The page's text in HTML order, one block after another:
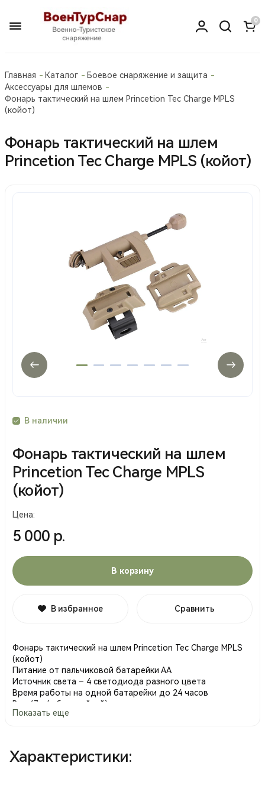
0
Главная Каталог
Боевое снаряжение и защита
Аксессуары для шлемов
Фонарь тактический на шлем Princetion Tec Charge MPLS
(койот)
Фонарь тактический на шлем
Princetion Tec Charge MPLS (койот)
В наличии
Фонарь тактический на шлем
Princetion Tec Charge MPLS
(койот)
Цена:
5 000 р.
В корзину
В избранное Сравнить
Фонарь тактический на шлем Princetion Tec Charge MPLS
(койот)
Питание от пальчиковой батарейки АА
Источник света – 4 светодиода разного цвета
Время работы на одной батарейки до 24 часов
Вес 47 г (с батарейкой)
Мощность светового потока до 55 люмен.
4 режима свечения: красный, зеленый, белый,
ИК(инфракрасный)
Показать еще
Характеристики: